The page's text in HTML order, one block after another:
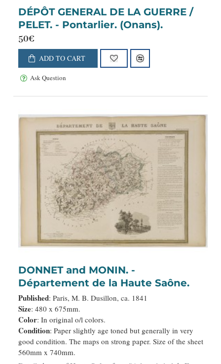
DÉPÔT GENERAL DE LA GUERRE /
PELET. - Pontarlier. (Onans).
50€
ADD TO CART
Ask Question
DONNET and MONIN. -
Département de la Haute Saône.
Published: Paris, M. B. Dusillon, ca. 1841
Size: 480 x 675mm.
Color: In original o/l colors.
Condition: Paper slightly age toned but generally in very
good condition. The maps on strong paper. Size of the sheet
560mm x 740mm.